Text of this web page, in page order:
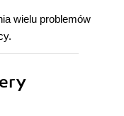
wielu problemów